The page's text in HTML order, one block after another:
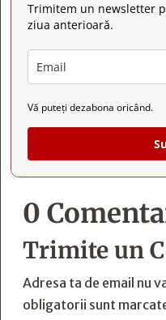
Trimitem un newsletter
ziua anterioară.
Vă puteți dezabona oricând.
0
Trimite un
Adresa ta de email nu
obligatorii sunt